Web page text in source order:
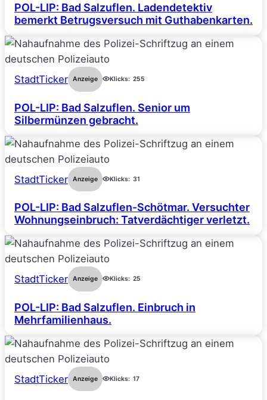
POL-LIP: Bad Salzuflen. Ladendetektiv
bemerkt Betrugsversuch mit Guthabenkarten.
StadtTicker Anzeige Klicks: 255
POL-LIP: Bad Salzuflen. Senior um
Silbermünzen gebracht.
StadtTicker Anzeige Klicks: 31
POL-LIP: Bad Salzuflen-Schötmar. Versuchter
Wohnungseinbruch: Tatverdächtiger verletzt.
StadtTicker Anzeige Klicks: 25
POL-LIP: Bad Salzuflen. Einbruch in
Mehrfamilienhaus.
StadtTicker Anzeige Klicks: 17